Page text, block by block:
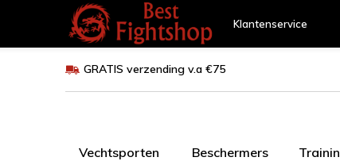
Klantenservice
GRATIS verzending v.a €75
Vechtsporten Beschermers